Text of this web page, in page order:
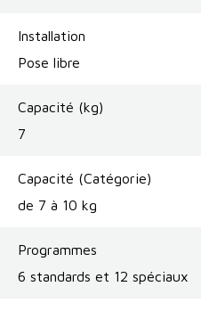
Installation
Pose libre
Capacité (kg)
7
Capacité (Catégorie)
de 7 à 10 kg
Programmes
6 standards et 12 spéciaux